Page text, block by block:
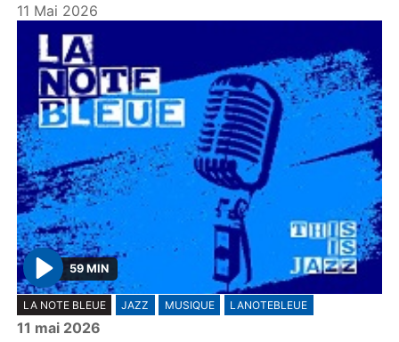
11 Mai 2026
P
l
a
59 MIN
LA NOTE BLEUE JAZZ MUSIQUE LANOTEBLEUE
11 mai 2026